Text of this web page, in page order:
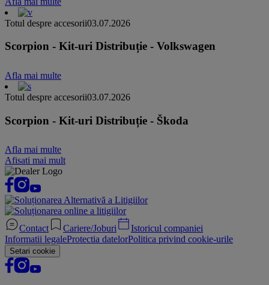
Totul despre accesorii03.07.2026
Scorpion - Kit-uri Distribuție - Volkswagen
Afla mai multe
Totul despre accesorii03.07.2026
Scorpion - Kit-uri Distribuție - Škoda
Afla mai multe
Afisati mai mult
Contact Cariere/Joburi
Istoricul companiei
Informatii legaleProtectia datelorPolitica privind cookie-urile
Setari cookie